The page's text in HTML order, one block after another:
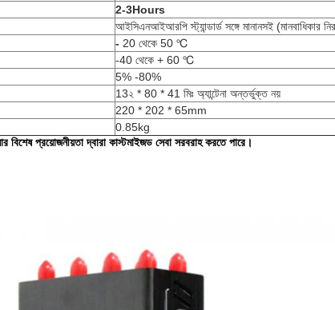
2-3Hours
আইসিএনআইআরপি স্ট্যান্ডার্ড সঙ্গে মানানসই (মানবাধিকার
- 20 থেকে 50 ℃
-40 থেকে + 60 ℃
5% -80%
13২ * 80 * 41 মিঃ অ্যান্টেনা অন্তর্ভুক্ত নয়
220 * 202 * 65mm
0.85kg
বিশেষ প্রয়োজনীয়তা দ্বারা কাস্টমাইজড সেবা সরবরাহ করতে পারে।